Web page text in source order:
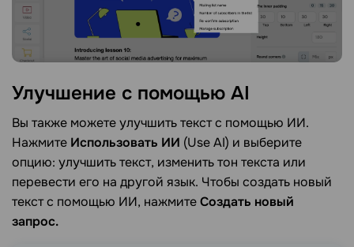
Улучшение с помощью AI
Вы также можете улучшить текст с помощью ИИ.
Нажмите Использовать ИИ (Use AI) и выберите
опцию: улучшить текст, изменить тон текста или
перевести его на другой язык. Чтобы создать новый
текст с помощью ИИ, нажмитеСоздать новый
запрос.